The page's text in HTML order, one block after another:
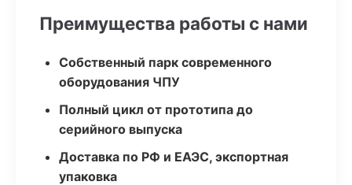
Преимущества работы с нами
Собственный парк современного
оборудования ЧПУ
Полный цикл от прототипа до
серийного выпуска
Доставка по РФ и ЕАЭС, экспортная
упаковка